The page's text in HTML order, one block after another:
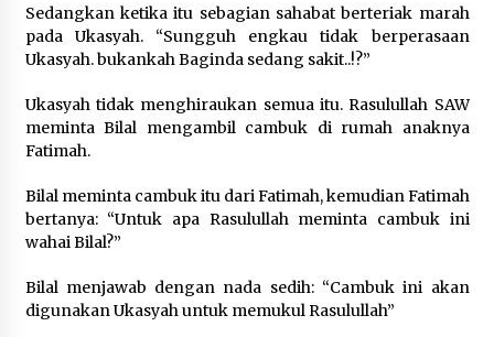
Sedangkan ketika itu sebagian sahabat berteriak marah
pada Ukasyah. “Sungguh engkau tidak berperasaan
Ukasyah. bukankah Baginda sedang sakit..!?”
Ukasyah tidak menghiraukan semua itu. Rasulullah SAW
meminta Bilal mengambil cambuk di rumah anaknya
Fatimah.
Bilal meminta cambuk itu dari Fatimah, kemudian Fatimah
bertanya: “Untuk apa Rasulullah meminta cambuk ini
wahai Bilal?”
Bilal menjawab dengan nada sedih: “Cambuk ini akan
digunakan Ukasyah untuk memukul Rasulullah”